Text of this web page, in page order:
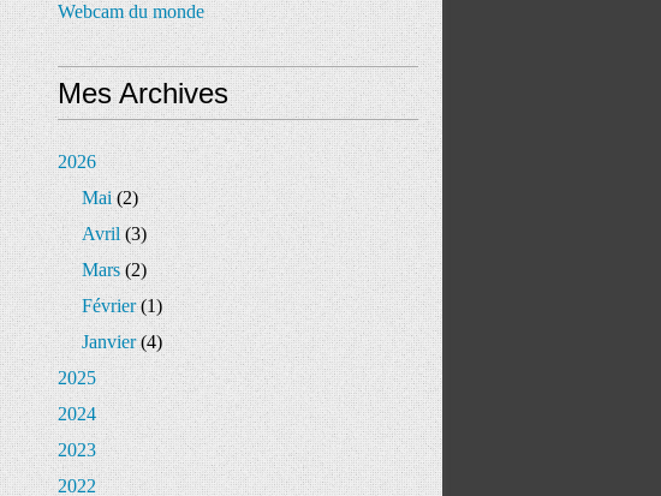
Webcam du monde
Mes Archives
2026
Mai(2)
Avril(3)
Mars(2)
Février(1)
Janvier(4)
2025
2024
2023
2022